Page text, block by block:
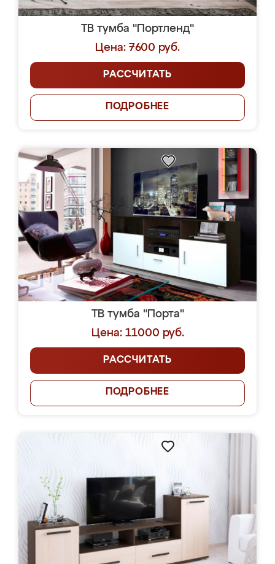
ТВ тумба "Портленд"
Цена: 7600 руб.
РАССЧИТАТЬ
ПОДРОБНЕЕ
ТВ тумба "Порта"
Цена: 11000 руб.
РАССЧИТАТЬ
ПОДРОБНЕЕ